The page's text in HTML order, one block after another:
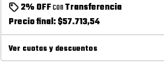
2% OFFconTransferencia
Precio final:$57.713,54
Ver cuotas y descuentos